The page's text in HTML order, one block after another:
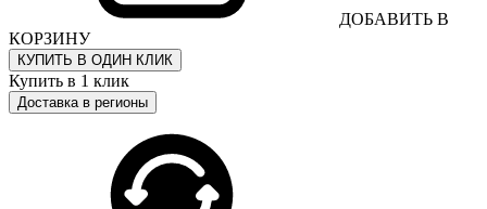
ДОБАВИТЬ В
КОРЗИНУ
КУПИТЬ В ОДИН КЛИК
Купить в 1 клик
Доставка в регионы